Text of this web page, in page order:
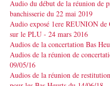
Audio du début de la réunion de
banchisserie du 22 mai 2019
Audio exposé 1ere REUNION
sur le PLU - 24 mars 2016
Audios de la concertation Bas
Audios de la réunion de
09/05/16
Audios de la réunion de